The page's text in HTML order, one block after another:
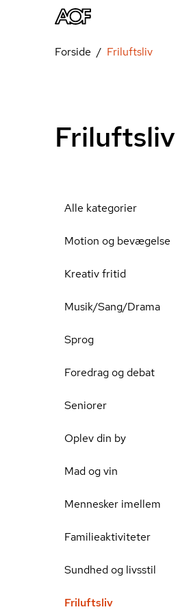
Forside Friluftsliv
Friluftsliv
Alle kategorier
Motion og bevægelse
Kreativ fritid
Musik/Sang/Drama
Sprog
Foredrag og debat
Seniorer
Oplev din by
Mad og vin
Mennesker imellem
Familieaktiviteter
Sundhed og livsstil
Friluftsliv